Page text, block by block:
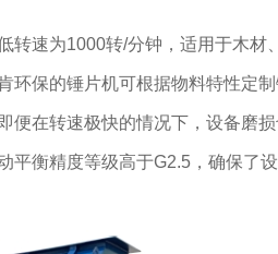
速为1000转/分钟，适用于木材
环保的锤片机可根据物料特性定
便在转速极快的情况下，设备磨
平衡精度等级高于G2.5，确保了